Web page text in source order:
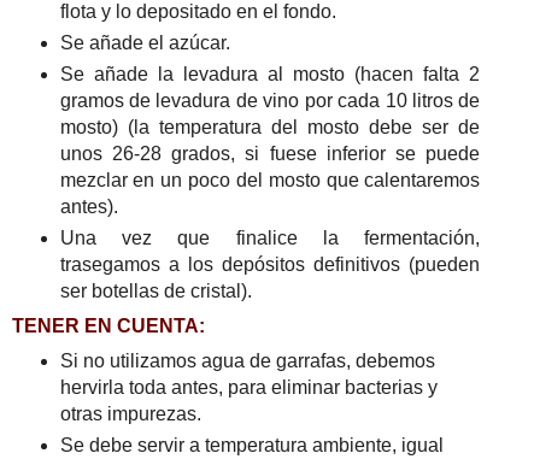
flota y lo depositado en el fondo.
Se añade el azúcar.
Se añade la levadura al mosto (hacen falta 2
gramos de levadura de vino por cada 10 litros de
mosto) (la temperatura del mosto debe ser de
unos 26-28 grados, si fuese inferior se puede
mezclar en un poco del mosto que calentaremos
antes).
Una vez que finalice la fermentación,
trasegamos a los depósitos definitivos (pueden
ser botellas de cristal).
TENER EN CUENTA:
Si no utilizamos agua de garrafas, debemos
hervirla toda antes, para eliminar bacterias y
otras impurezas.
Se debe servir a temperatura ambiente, igual